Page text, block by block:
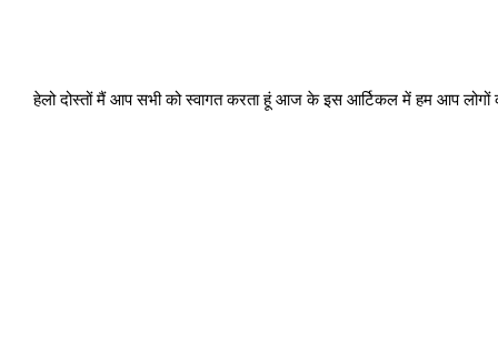
हेलो दोस्तों मैं आप सभी को स्वागत करता हूं आज के इस आर्टिकल में हम आप लोगों